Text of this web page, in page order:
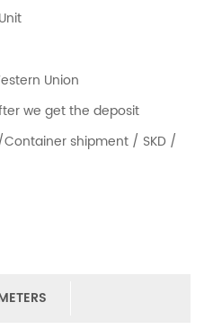
Union
we get the deposit
shipment / SKD /